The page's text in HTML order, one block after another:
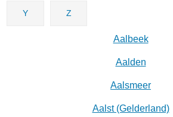
Y Z
Aalbeek
Aalden
Aalsmeer
Aalst (Gelderland)